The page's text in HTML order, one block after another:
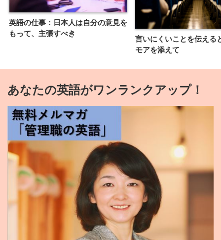
英語の仕事：日本人は自分の意見を
もって、主張すべき
言いにくいことを伝える
モアを添えて
あなたの英語がワンランクアップ！